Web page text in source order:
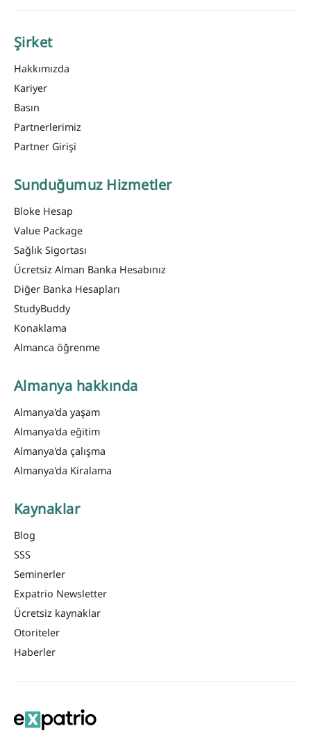
Şirket
Hakkımızda
Kariyer
Basın
Partnerlerimiz
Partner Girişi
Sunduğumuz Hizmetler
Bloke Hesap
Value Package
Sağlık Sigortası
Ücretsiz Alman Banka Hesabınız
Diğer Banka Hesapları
StudyBuddy
Konaklama
Almanca öğrenme
Almanya hakkında
Almanya'da yaşam
Almanya'da eğitim
Almanya'da çalışma
Almanya'da Kiralama
Kaynaklar
Blog
SSS
Seminerler
Expatrio Newsletter
Ücretsiz kaynaklar
Otoriteler
Haberler